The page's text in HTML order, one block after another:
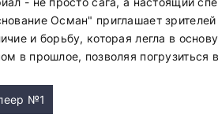
Осман" приглашает
и борьбу, которая легла в
в прошлое, позволяя погрузиться
№1